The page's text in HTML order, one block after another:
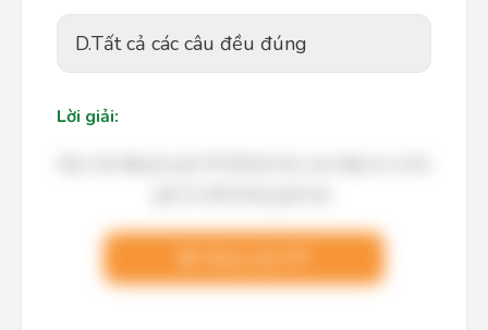
D.Tất cả các câu đều đúng
Lời giải: